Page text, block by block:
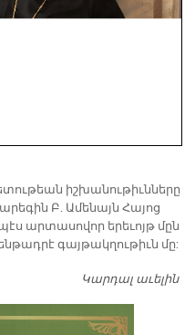
իշխանութիւնները
Բ. Ամենայն Հայոց
արտասովոր երեւոյթ մըն
գայթակղութիւն մը:
Կարդալ աւելին